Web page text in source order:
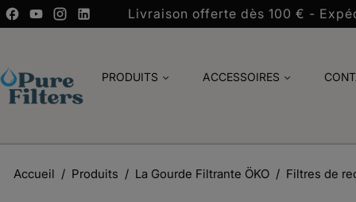
Livraison offerte dès 100 € -
PRODUITS ACCESSOIRES
Accueil Produits La Gourde Filtrante ÖKO Filtres de